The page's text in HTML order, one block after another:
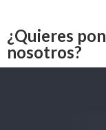
¿Quieres
nosotros?